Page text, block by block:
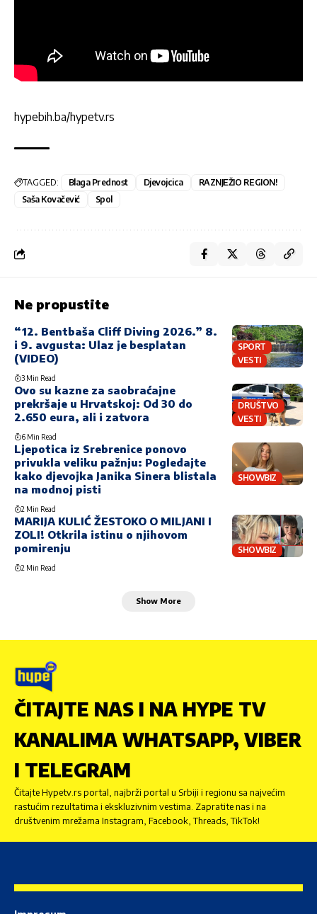
hypebih.ba/hypetv.rs
TAGGED: Blaga Prednost Djevojcica
RAZNJEŽIO REGION!
Saša Kovačević
Spol
Ne propustite
SPORT
VESTI
“12. Bentbaša Cliff Diving 2026.” 8.
i 9. avgusta: Ulaz je besplatan
(VIDEO)
3 Min Read
DRUŠTVO
VESTI
Ovo su kazne za saobraćajne
prekršaje u Hrvatskoj: Od 30 do
2.650 eura, ali i zatvora
6 Min Read
SHOWBIZ
Ljepotica iz Srebrenice ponovo
privukla veliku pažnju: Pogledajte
kako djevojka Janika Sinera blistala
na modnoj pisti
2 Min Read
SHOWBIZ
MARIJA KULIĆ ŽESTOKO O MILJANI I
ZOLI! Otkrila istinu o njihovom
pomirenju
2 Min Read
Show More
ČITAJTE NAS I NA HYPE TV
KANALIMA WHATSAPP, VIBER
I TELEGRAM
Čitajte Hypetv.rs portal, najbrži portal u Srbiji i regionu sa najvećim
rastućim rezultatima i ekskluzivnim vestima. Zapratite nas i na
društvenim mrežama Instagram, Facebook, Threads, TikTok!